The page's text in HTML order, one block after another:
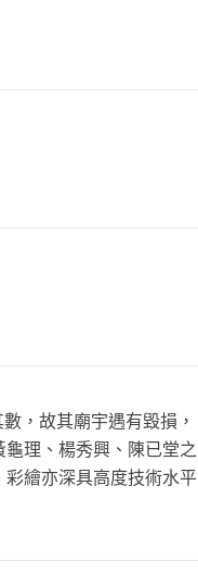
，故其廟宇遇有毀損，
理、楊秀興、陳已堂之
繪亦深具高度技術水平